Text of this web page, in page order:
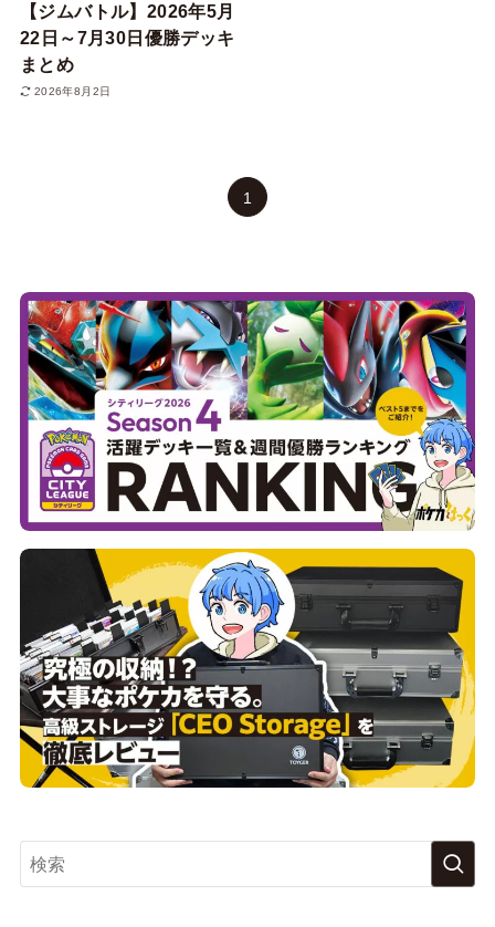
【ジムバトル】2026年5月
22日～7月30日優勝デッキ
まとめ
2026年8月2日
1